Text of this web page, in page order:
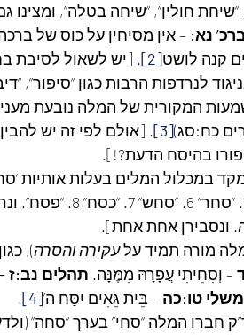
“שיחת חולין”, “שיחה בטלה”,
נא: – אין מסיחין על כוס של
קנה לושט[2]
. [יש לשאול לסיבת
לנרדפות הרבות כגון “סיפור”,
המקורית של המלה נובעת
כח:סג)[3]
. [אולם לפי זה יש
בהיסח הדעת?!].
המלים בעלות אותיות ‘סח’
. ונסבירן אחת אחת].
עקירה והסרה),
– וְסִחֵיתִי עֲפָרָהּ מִמֶּנָּה. תהלים נב:ז
משלי טו:כה – בֵּית גֵּאִים יִסַּח ה’[4]
.
חברו המלה “סחי” בערך “סחה”